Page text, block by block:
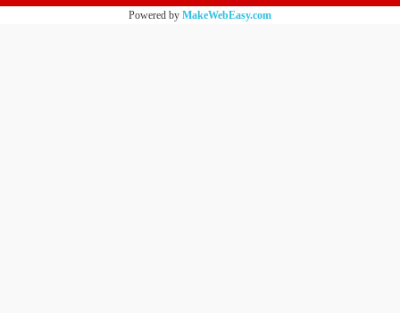
Powered by MakeWebEasy.com